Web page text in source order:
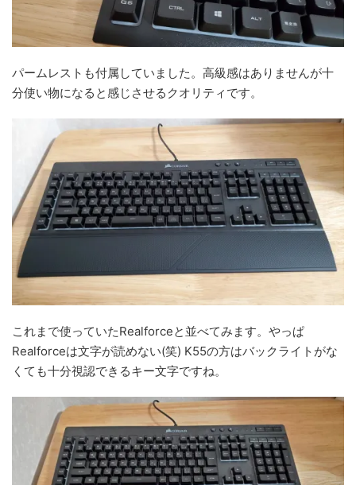
パームレストも付属していました。高級感はありませんが十
分使い物になると感じさせるクオリティです。
これまで使っていたRealforceと並べてみます。やっぱ
Realforceは文字が読めない(笑) K55の方はバックライトがな
くても十分視認できるキー文字ですね。